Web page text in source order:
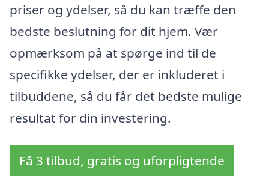
priser og ydelser, så du kan træffe den
bedste beslutning for dit hjem. Vær
opmærksom på at spørge ind til de
specifikke ydelser, der er inkluderet i
tilbuddene, så du får det bedste mulige
resultat for din investering.
Få 3 tilbud, gratis og uforpligtende